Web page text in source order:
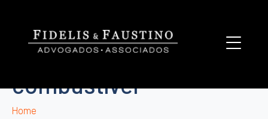
Tag:Exclusividade de
bandeira de
combustível
Home